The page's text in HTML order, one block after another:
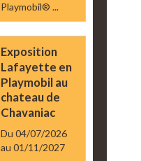
Playmobil® ...
Exposition
Lafayette en
Playmobil au
chateau de
Chavaniac
Du 04/07/2026
au 01/11/2027